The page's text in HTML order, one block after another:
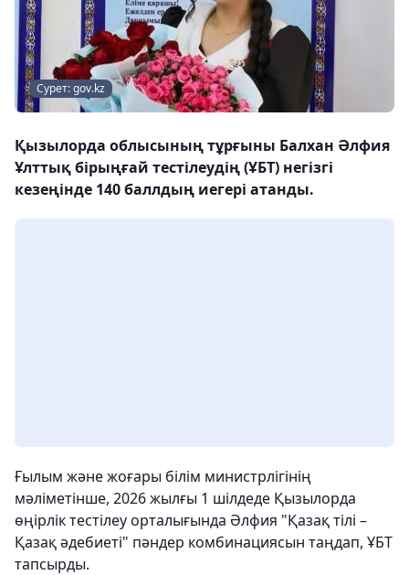
Сурет: gov.kz
Қызылорда облысының тұрғыны Балхан Әлфия
Ұлттық бірыңғай тестілеудің (ҰБТ) негізгі
кезеңінде 140 баллдың иегері атанды.
Ғылым және жоғары білім министрлігінің
мәліметінше, 2026 жылғы 1 шілдеде Қызылорда
өңірлік тестілеу орталығында Әлфия "Қазақ тілі –
Қазақ әдебиеті" пәндер комбинациясын таңдап, ҰБТ
тапсырды.